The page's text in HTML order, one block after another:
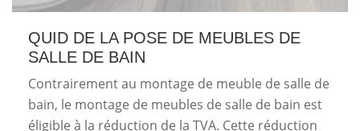
QUID DE LA POSE DE MEUBLES DE
SALLE DE BAIN
Contrairement au montage de meuble de salle de
bain, le montage de meubles de salle de bain est
éligible à la réduction de la TVA. Cette réduction